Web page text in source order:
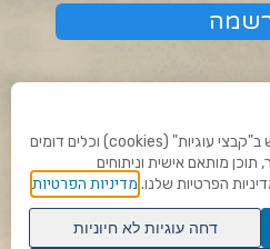
פרטיות
אלינו
לידיעתכם, באתר זה נעשה שימוש ב"קבצי עוגיות" (cookies) וכלים דומים
תוכן מותאם אישית וניתוחים
הפרטיות שלנו. מדיניות הפרטיות
דחה עוגיות לא חיוניות